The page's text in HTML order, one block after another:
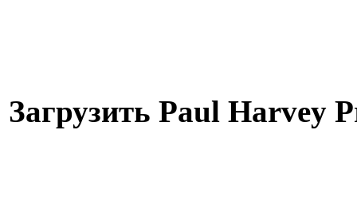
Загрузить Paul Harvey